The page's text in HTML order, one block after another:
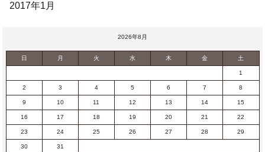
2017年1月
2026年8月
日 月 火 水 木 金 土
1
2 3 4 5 6 7 8
9 10 11 12 13 14 15
16 17 18 19 20 21 22
23 24 25 26 27 28 29
30
31